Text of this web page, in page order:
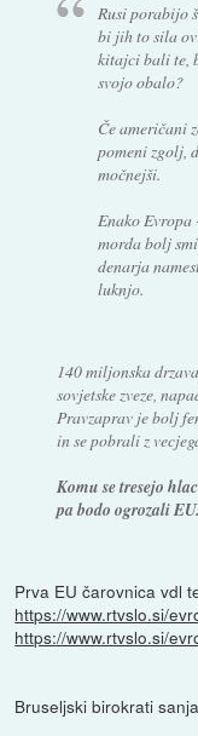
Rusi porabijo
bi jih to sila
kitajci bali te,
svojo obalo?
Če američani
pomeni zgolj,
močnejši.
Enako Evropa
morda bolj
denarja
luknjo.
140 miljonska
sovjetske zveze,
Pravzaprav je bolj
in se pobrali z
Komu se tresejo
pa bodo ogrozali
Prva EU čarovnica vdl
https://www.rtvslo.si/
https://www.rtvslo.si/
Bruseljski birokrati